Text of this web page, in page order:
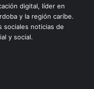
digital, líder en
y la región caríbe.
sociales noticias de
y social.